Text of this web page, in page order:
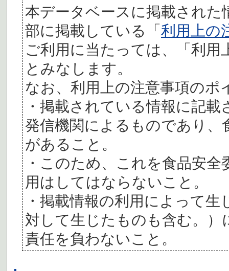
本データベースに掲載された
部に掲載している「利用上の
ご利用に当たっては、「利
とみなします。
なお、利用上の注意事項の
・掲載されている情報に記
発信機関によるものであり、
があること。
・このため、これを食品安
用はしてはならないこと。
・掲載情報の利用によって
対して生じたものも含む。
責任を負わないこと。